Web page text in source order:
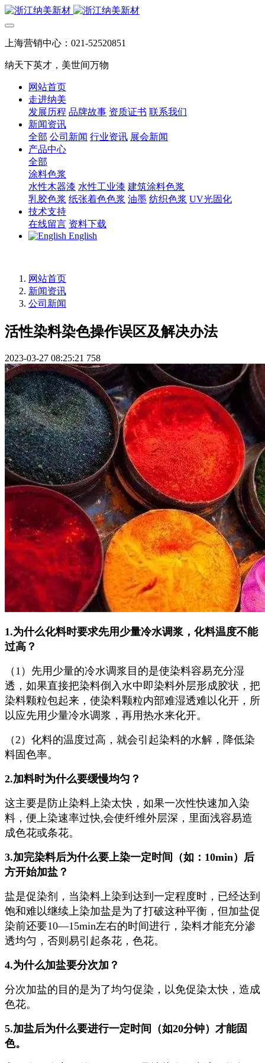
上海营销中心：021-52520851
纳天下英才，美世间万物
网站首页
走进纳美
发展历程 品牌故事 资质证书 联系我们
新闻资讯
全部 公司新闻 行业资讯 展会新闻
产品中心
全部
涂料色浆
水性木器漆 水性工业漆 建筑涂料色浆
乳胶色浆 纸张着色色浆 油墨 纺织色浆 UV光固化
技术支持
在线留言 资料下载
English
网站首页
新闻资讯
公司新闻
活性染料染色操作误区及解决办法
2023-03-27 08:25:21 758
1.为什么化料时要求先用少量冷水调浆，化料温度不能
过高？
（1）先用少量的冷水调浆目的是使染料容易充分湿
透，如果直接把染料倒入水中即染料外层形成胶状，把
染料颗粒包起来，使染料颗粒内部难湿透难以化开，所
以应先用少量冷水调浆，再用热水来化开。
（2）化料的温度过高，就会引起染料的水解，降低染
料固色率。
2.加料时为什么要缓慢均匀？
这主要是防止染料上染太快，如果一次性快速加入染
料，便上染速率过快,会使纤维外层深，里面浅容易造
成色花或条花。
3.加完染料后为什么要上染一定时间（如：10min）后
方开始加盐？
盐是促染剂，当染料上染到达到一定程度时，已经达到
饱和难以继续上染加盐是为了打破这种平衡，但加盐促
染前还要10—15min左右的时间进行，染料才能充分渗
透均匀，否则易引起条花，色花。
4.为什么加盐要分次加？
分次加盐的目的是为了均匀促染，以免促染太快，造成
色花。
5.加盐后为什么要进行一定时间（如20分钟）才能固
色。